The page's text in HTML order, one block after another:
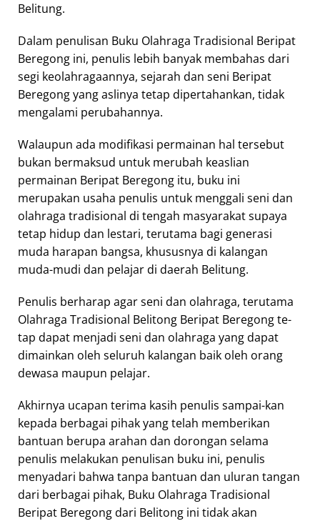
Belitung.
Dalam penulisan Buku Olahraga Tradisional Beripat
Beregong ini, penulis lebih banyak membahas dari
segi keolahragaannya, sejarah dan seni Beripat
Beregong yang aslinya tetap dipertahankan, tidak
mengalami perubahannya.
Walaupun ada modifikasi permainan hal tersebut
bukan bermaksud untuk merubah keaslian
permainan Beripat Beregong itu, buku ini
merupakan usaha penulis untuk menggali seni dan
olahraga tradisional di tengah masyarakat supaya
tetap hidup dan lestari, terutama bagi generasi
muda harapan bangsa, khususnya di kalangan
muda-mudi dan pelajar di daerah Belitung.
Penulis berharap agar seni dan olahraga, terutama
Olahraga Tradisional Belitong Beripat Beregong te-
tap dapat menjadi seni dan olahraga yang dapat
dimainkan oleh seluruh kalangan baik oleh orang
dewasa maupun pelajar.
Akhirnya ucapan terima kasih penulis sampai-kan
kepada berbagai pihak yang telah memberikan
bantuan berupa arahan dan dorongan selama
penulis melakukan penulisan buku ini, penulis
menyadari bahwa tanpa bantuan dan uluran tangan
dari berbagai pihak, Buku Olahraga Tradisional
Beripat Beregong dari Belitong ini tidak akan